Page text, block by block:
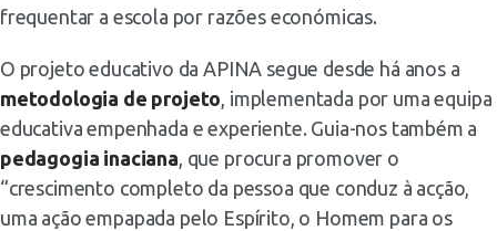
frequentar a escola por razões económicas.
O projeto educativo da APINA segue desde há anos a
metodologia de projeto, implementada por uma equipa
educativa empenhada e experiente. Guia-nos também a
pedagogia inaciana, que procura promover o
“crescimento completo da pessoa que conduz à acção,
uma ação empapada pelo Espírito, o Homem para os